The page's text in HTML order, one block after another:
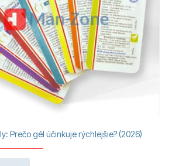
Prečo gél účinkuje rýchlejšie? (2026)